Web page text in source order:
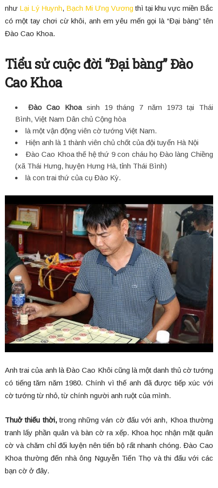
như Lại Lý Huynh, Bạch Mi Ưng Vươngthì tại khu vực miền Bắc
có một tay chơi cừ khôi, anh em yêu mến gọi là “Đại bàng” tên
Đào Cao Khoa.
Tiểu sử cuộc đời “Đại bàng” Đào
Cao Khoa
Đào Cao Khoa sinh 19 tháng 7 năm 1973 tại Thái
Bình, Việt Nam Dân chủ Cộng hòa
là một vận động viên cờ tướng Việt Nam.
Hiện anh là 1 thành viên chủ chốt của đội tuyển Hà Nội
Đào Cao Khoa thế hệ thứ 9 con cháu họ Đào làng Chiềng
(xã Thái Hưng, huyện Hưng Hà, tỉnh Thái Bình)
là con trai thứ của cụ Đào Kỳ.
Anh trai của anh là Đào Cao Khôi cũng là một danh thủ cờ tướng
có tiếng tăm năm 1980. Chính vì thế anh đã được tiếp xúc với
cờ tướng từ nhỏ, từ chính người anh ruột của mình.
Thuở thiếu thời,trong những ván cờ đấu với anh, Khoa thường
tranh lấy phần quân và bàn cờ ra xếp. Khoa học nhận mặt quân
cờ và chăm chỉ đối luyện nên tiến bộ rất nhanh chóng. Đào Cao
Khoa thường đến nhà ông Nguyễn Tiến Thọ và thi đấu với các
bạn cờ ở đây.